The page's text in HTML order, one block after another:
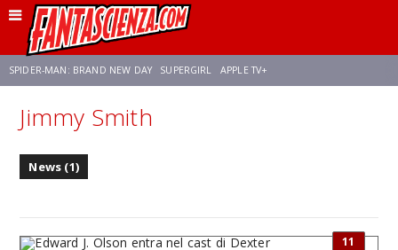
SPIDER-MAN: BRAND NEW DAY SUPERGIRL APPLE TV+
FRANCO RICCIARDIELLO ZENDAYA
Jimmy Smith
News (1)
11